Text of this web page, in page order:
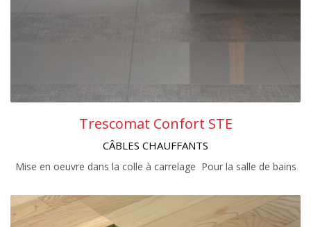
Trescomat Confort STE
CÂBLES CHAUFFANTS
Mise en oeuvre dans la colle à carrelage Pour la salle de bains